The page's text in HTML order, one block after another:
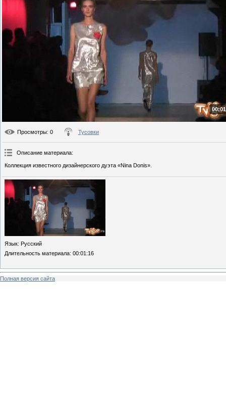
Просмотры: 0 Тусовки
Описание материала:
Коллекция известного дизайнерского дуэта «Nina Donis».
Язык: Русский
Длительность материала: 00:01:16
Полная версия сайта